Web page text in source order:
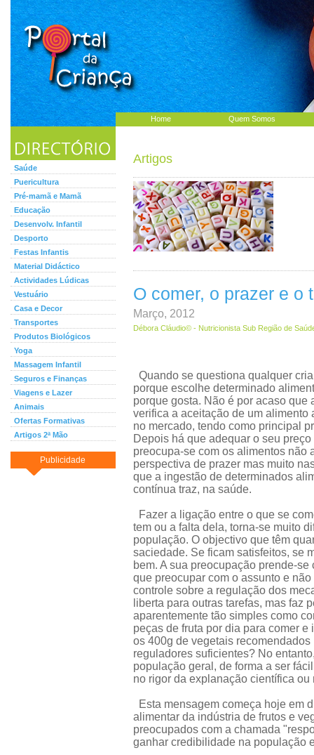
Home Quem Somos
Saúde
Puericultura
Pré-mamã e Mamã
Educação
Desenvolv. Infantil
Desporto
Festas Infantis
Material Didáctico
Actividades Lúdicas
Vestuário
Casa e Decor
Transportes
Produtos Biológicos
Yoga
Massagem Infantil
Seguros e Finanças
Viagens e Lazer
Animais
Ofertas Formativas
Artigos 2ª Mão
Publicidade
Artigos
O comer, o prazer e o
Março, 2012
Débora Cláudio© - Nutricionista Sub Região de
Quando se questiona qualquer
porque escolhe determinado
porque gosta. Não é por acaso que
verifica a aceitação de um alimento
no mercado, tendo como principal
Depois há que adequar o seu preço
preocupa-se com os alimentos não
perspectiva de prazer mas muito
que a ingestão de determinados
contínua traz, na saúde.
Fazer a ligação entre o que se
tem ou a falta dela, torna-se muito
população. O objectivo que têm
saciedade. Se ficam satisfeitos, se
bem. A sua preocupação prende-
que preocupar com o assunto e
controle sobre a regulação dos
liberta para outras tarefas, mas faz
aparentemente tão simples como
peças de fruta por dia para comer
os 400g de vegetais
reguladores suficientes? No
população geral, de forma a ser
no rigor da explanação científica
Esta mensagem começa hoje em
alimentar da indústria de frutos e
preocupados com a chamada
ganhar credibilidade na população